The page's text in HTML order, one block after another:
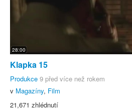
28:00
Klapka 15
Produkce 9 před více než rokem
v Magazíny, Film
21,671 zhlédnutí